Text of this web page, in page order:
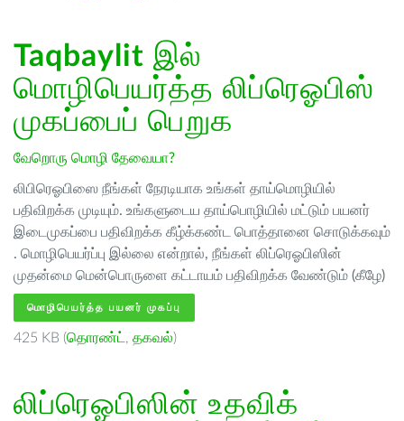
Taqbaylit இல்
மொழிபெயர்த்த லிப்ரெஓபிஸ்
முகப்பைப் பெறுக
வேறொரு மொழி தேவையா?
லிபிரெஓபிஸை நீங்கள் நேரடியாக உங்கள் தாய்மொழியில்
பதிவிறக்க முடியும். உங்களுடைய தாய்பொழியில் மட்டும் பயனர்
இடைமுகப்பை பதிவிறக்க கீழ்க்கண்ட பொத்தானை சொடுக்கவும்
. மொழிபெயர்ப்பு இல்லை என்றால், நீங்கள் லிப்ரெஓபிஸின்
முதன்மை மென்பொருளை கட்டாயம் பதிவிறக்க வேண்டும் (கீழே)
மொழிபெயர்த்த பயனர் முகப்பு
425 KB (தொரண்ட் , தகவல்)
லிப்ரெஓபிஸின் உதவிக்